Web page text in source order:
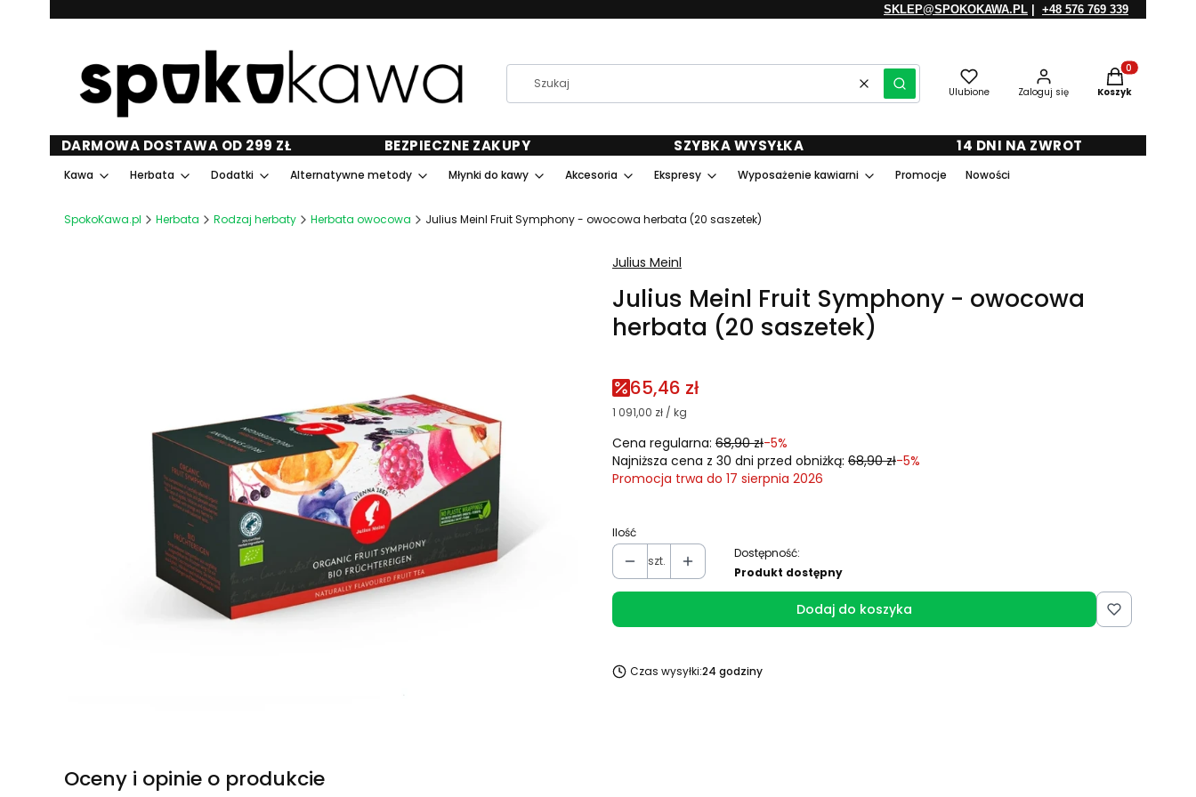
SKLEP@SPOKOKAWA.PL +48 576 769 339
WyczyśćSzukaj Ulubione Zaloguj się
Produkty w
Koszyk
DARMOWA DOSTAWA OD 299 ZŁ BEZPIECZNE ZAKUPY SZYBKA WYSYŁKA 14 DNI NA ZWROT
Kawa Herbata Dodatki Alternatywne metody Młynki do kawy Akcesoria Ekspresy Wyposażenie kawiarni Promocje Nowości
SpokoKawa.pl Herbata Rodzaj herbaty Herbata owocowa Julius Meinl Fruit Symphony - owocowa herbata (20 saszetek)
Julius Meinl
Julius Meinl Fruit Symphony - owocowa
herbata (20 saszetek)
65,46 zł
1 091,00 zł / kg
Cena regularna: 68,90 zł-5%
Najniższa cena z 30 dni przed obniżką: 68,90 zł-5%
Promocja trwa do 17 sierpnia 2026
Ilość
szt.
Dostępność:
Produkt dostępny
Dodaj do koszyka
Czas wysyłki:24 godziny
Oceny i opinie o produkcie